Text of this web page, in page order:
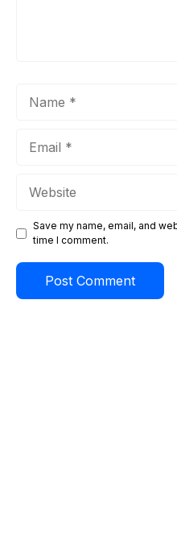
Save my name, email, and
time I comment.